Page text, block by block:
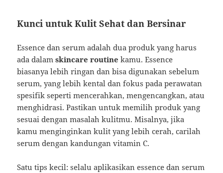
Kunci untuk Kulit Sehat dan Bersinar
Essence dan serum adalah dua produk yang harus
ada dalamskincare routine kamu. Essence
biasanya lebih ringan dan bisa digunakan sebelum
serum, yang lebih kental dan fokus pada perawatan
spesifik seperti mencerahkan, mengencangkan, atau
menghidrasi. Pastikan untuk memilih produk yang
sesuai dengan masalah kulitmu. Misalnya, jika
kamu menginginkan kulit yang lebih cerah, carilah
serum dengan kandungan vitamin C.
Satu tips kecil: selalu aplikasikan essence dan serum